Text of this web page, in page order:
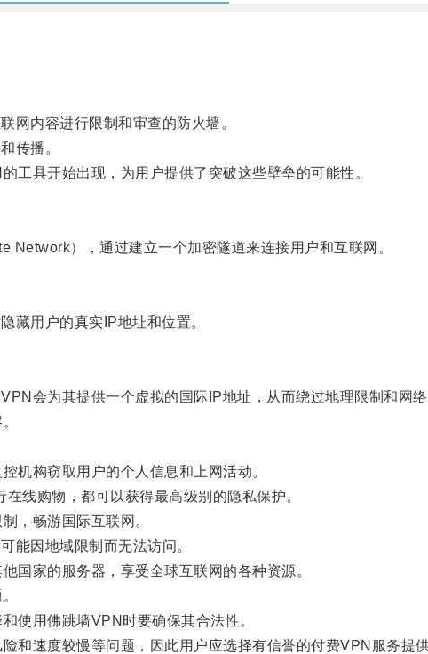
内容进行限制和审查的防火墙。
传播。
具开始出现，为用户提供了突破这些壁垒的可能性。
），通过建立一个加密隧道来连接用户和互联网。
用户的真实IP地址和位置。
会为其提供一个虚拟的国际IP地址，从而绕过地理限制和网
构窃取用户的个人信息和上网活动。
购物，都可以获得最高级别的隐私保护。
，畅游国际互联网。
因地域限制而无法访问。
家的服务器，享受全球互联网的各种资源。
用佛跳墙VPN时要确保其合法性。
速度较慢等问题，因此用户应选择有信誉的付费VPN服务提